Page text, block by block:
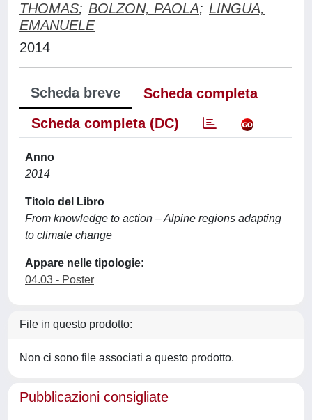
THOMAS; BOLZON, PAOLA; LINGUA,
EMANUELE
2014
Scheda breve
Scheda completa
Scheda completa (DC)
Anno
2014
Titolo del Libro
From knowledge to action – Alpine regions adapting
to climate change
Appare nelle tipologie:
04.03 - Poster
File in questo prodotto:
Non ci sono file associati a questo prodotto.
Pubblicazioni consigliate